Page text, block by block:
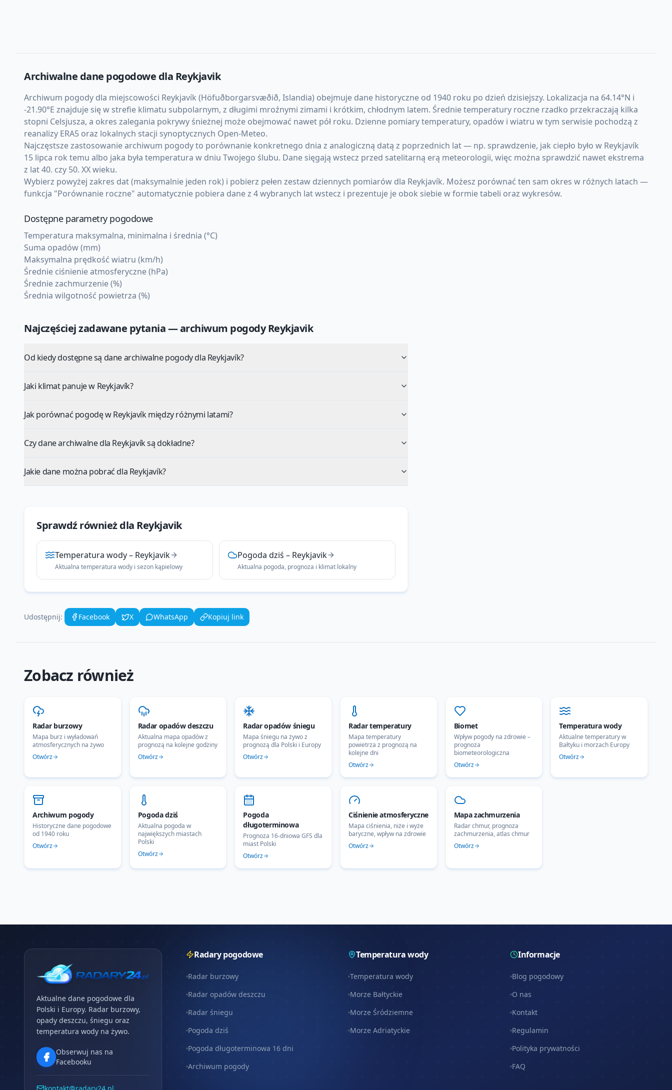
Archiwalne dane pogodowe dla Reykjavik
Archiwum pogody dla miejscowości Reykjavík (Höfuðborgarsvæðið, Islandia) obejmuje dane historyczne od 1940 roku po dzień dzisiejszy. Lokalizacja na 64.14°N i
-21.90°E znajduje się w strefie klimatu subpolarnym, z długimi mroźnymi zimami i krótkim, chłodnym latem. Średnie temperatury roczne rzadko przekraczają kilka
stopni Celsjusza, a okres zalegania pokrywy śnieżnej może obejmować nawet pół roku. Dzienne pomiary temperatury, opadów i wiatru w tym serwisie pochodzą z
reanalizy ERA5 oraz lokalnych stacji synoptycznych Open-Meteo.
Najczęstsze zastosowanie archiwum pogody to porównanie konkretnego dnia z analogiczną datą z poprzednich lat — np. sprawdzenie, jak ciepło było w Reykjavík
15 lipca rok temu albo jaka była temperatura w dniu Twojego ślubu. Dane sięgają wstecz przed satelitarną erą meteorologii, więc można sprawdzić nawet ekstrema
z lat 40. czy 50. XX wieku.
Wybierz powyżej zakres dat (maksymalnie jeden rok) i pobierz pełen zestaw dziennych pomiarów dla Reykjavík. Możesz porównać ten sam okres w różnych latach —
funkcja "Porównanie roczne" automatycznie pobiera dane z 4 wybranych lat wstecz i prezentuje je obok siebie w formie tabeli oraz wykresów.
Dostępne parametry pogodowe
Temperatura maksymalna, minimalna i średnia (°C)
Suma opadów (mm)
Maksymalna prędkość wiatru (km/h)
Średnie ciśnienie atmosferyczne (hPa)
Średnie zachmurzenie (%)
Średnia wilgotność powietrza (%)
Najczęściej zadawane pytania — archiwum pogodyReykjavik
Od kiedy dostępne są dane archiwalne pogody dla Reykjavík?
Jaki klimat panuje w Reykjavík?
Jak porównać pogodę w Reykjavík między różnymi latami?
Czy dane archiwalne dla Reykjavík są dokładne?
Jakie dane można pobrać dla Reykjavík?
Sprawdź również dla Reykjavik
Temperatura wody– Reykjavik
Aktualna temperatura wody i sezon kąpielowy
Pogoda dziś – Reykjavik
Aktualna pogoda, prognoza i klimat lokalny
Udostępnij: Facebook X WhatsApp Kopiuj link
Zobacz również
Radar burzowy
Mapa burz i wyładowań
atmosferycznych na żywo
Otwórz
Radar opadów deszczu
Aktualna mapa opadów z
prognozą na kolejne godziny
Otwórz
Radar opadów śniegu
Mapa śniegu na żywo z
prognozą dla Polski i Europy
Otwórz
Radar temperatury
Mapa temperatury
powietrza z prognozą na
kolejne dni
Otwórz
Biomet
Wpływ pogody na zdrowie –
prognoza
biometeorologiczna
Otwórz
Temperatura wody
Aktualne temperatury w
Bałtyku i morzach Europy
Otwórz
Archiwum pogody
Historyczne dane pogodowe
od 1940 roku
Otwórz
Pogoda dziś
Aktualna pogoda w
największych miastach
Polski
Otwórz
Pogoda
długoterminowa
Prognoza 16-dniowa GFS dla
miast Polski
Otwórz
Ciśnienie atmosferyczne
Mapa ciśnienia, niże i wyże
baryczne, wpływ na zdrowie
Otwórz
Mapa zachmurzenia
Radar chmur, prognoza
zachmurzenia, atlas chmur
Otwórz
Aktualne dane pogodowe dla
Polski i Europy. Radar burzowy,
opady deszczu, śniegu oraz
temperatura wody na żywo.
Obserwuj nas na
Facebooku
Radary pogodowe
Radar burzowy
Radar opadów deszczu
Radar śniegu
Pogoda dziś
Pogoda długoterminowa 16 dni
Archiwum pogody
Temperatura wody
Temperatura wody
Morze Bałtyckie
Morze Śródziemne
Morze Adriatyckie
Informacje
Blog pogodowy
O nas
Kontakt
Regulamin
Polityka prywatności
FAQ